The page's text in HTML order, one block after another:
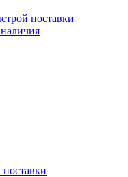
поставки